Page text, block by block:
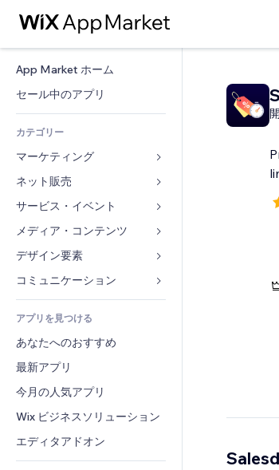
App Market ホーム
セール中のアプリ
カテゴリー
マーケティング
広告
モバイル
アクセス解析
リスティング広告
メール
コンバージョン
ネット販売
ストア用アプリ
発送・配達
販売ボタン
会計
クーポン・特典
倉庫管理ソリューション
ドロップシッピング
食品・飲料
サービス・イベント
ホテル
イベント
レストラン
不動産
ブッキング
メディア・コンテンツ
ギャラリー
音楽
ポッドキャスト
写真
動画
PDF
ファイル共有
ニュース
デザイン要素
マップ・ナビ
プライバシー・セキュリティ
時計
ページテンプレート
画像効果
ボタン・メニュー
バナー・バッジ
電卓
検索
フォーム
ブログ
投票
チャット
コメント
電話
コミュニティィ
レビュー・お客さまの声
アプリを見つける
あなたへのおすすめ
最新アプリ
今月の人気アプリ
Wix ビジネスソリューション
エディタアドオン